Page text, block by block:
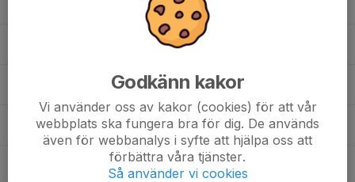
Olle Jonsson
Wille Karlhager
Godkänn kakor
Vi använder oss av kakor (cookies) för att vår
webbplats ska fungera bra för dig. De används
även för webbanalys i syfte att hjälpa oss att
förbättra våra tjänster.
Så använder vi cookies